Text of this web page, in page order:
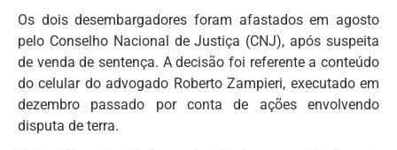
Os dois desembargadores foram afastados em agosto
pelo Conselho Nacional de Justiça (CNJ), após suspeita
de venda de sentença. A decisão foi referente a conteúdo
do celular do advogado Roberto Zampieri, executado em
dezembro passado por conta de ações envolvendo
disputa de terra.